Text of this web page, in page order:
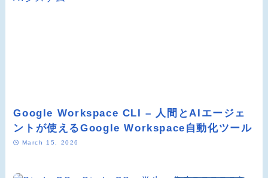
Google Workspace CLI – 人間とAIエージェ
ントが使えるGoogle Workspace自動化ツール
March 15, 2026